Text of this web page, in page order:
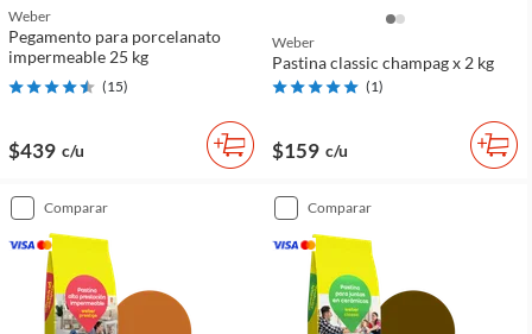
Weber
Pegamento para porcelanato
impermeable 25 kg
(15)
$439 c/u
Weber
Pastina classic champag x 2 kg
(1)
$159 c/u
comparar comparar